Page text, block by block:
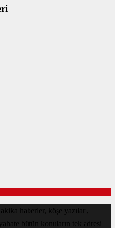
haberler, köşe yazıları,
bütün konuların tek adresi